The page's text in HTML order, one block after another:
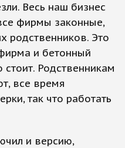
Весь наш бизнес
фирмы законные,
родственников. Это
и бетонный
Родственникам
все время
так что работать
и версию,